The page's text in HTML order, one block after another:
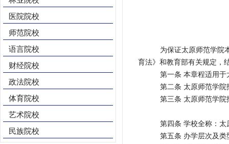
医院院校
师范院校
语言院校
财经院校
政法院校
体育院校
艺术院校
民族院校
为保证太原师范学院
育法》和教育部有关规定，
第一条 本章程适用
第二条 太原师范学院
第三条 太原师范学
第四条 学校全称：太
第五条 办学层次及